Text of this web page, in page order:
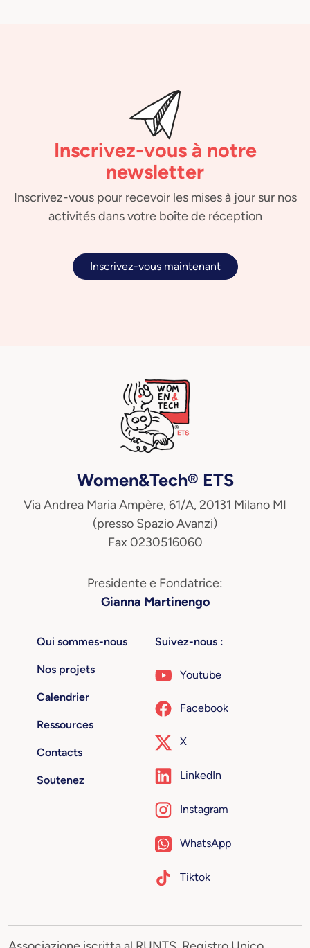
Inscrivez-vous à notre
newsletter
Inscrivez-vous pour recevoir les mises à jour sur nos
activités dans votre boîte de réception
Inscrivez-vous maintenant
Women&Tech® ETS
Via Andrea Maria Ampère, 61/A, 20131 Milano MI
(presso Spazio Avanzi)
Fax 0230516060
Presidente e Fondatrice:
Gianna Martinengo
Qui sommes-nous
Nos projets
Calendrier
Ressources
Contacts
Soutenez
Suivez-nous :
Youtube
Facebook
X
LinkedIn
Instagram
WhatsApp
Tiktok